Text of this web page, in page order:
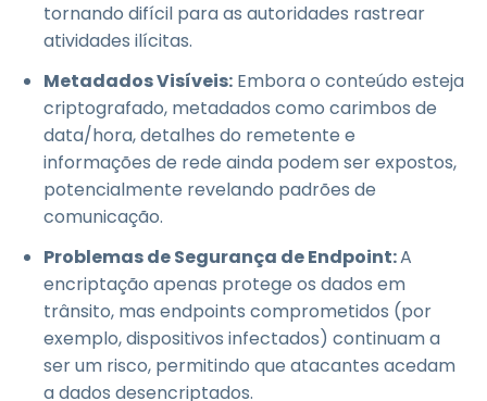
tornando difícil para as autoridades rastrear
atividades ilícitas.
Metadados Visíveis: Embora o conteúdo esteja
criptografado, metadados como carimbos de
data/hora, detalhes do remetente e
informações de rede ainda podem ser expostos,
potencialmente revelando padrões de
comunicação.
Problemas de Segurança de Endpoint:A
encriptação apenas protege os dados em
trânsito, mas endpoints comprometidos (por
exemplo, dispositivos infectados) continuam a
ser um risco, permitindo que atacantes acedam
a dados desencriptados.